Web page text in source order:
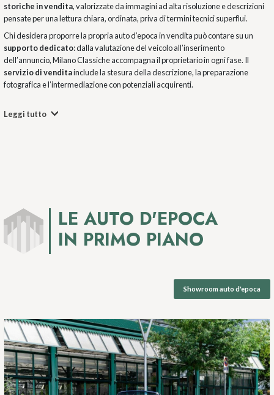
storiche in vendita, valorizzate da immagini ad alta risoluzione e descrizioni
pensate per una lettura chiara, ordinata, priva di termini tecnici superflui.
Chi desidera proporre la propria auto d’epoca in vendita può contare su un
supporto dedicato: dalla valutazione del veicolo all’inserimento
dell’annuncio, Milano Classiche accompagna il proprietario in ogni fase. Il
servizio di venditainclude la stesura della descrizione, la preparazione
fotografica e l’intermediazione con potenziali acquirenti.
Leggi tutto
LE AUTO D'EPOCA
IN PRIMO PIANO
Showroom auto d'epoca